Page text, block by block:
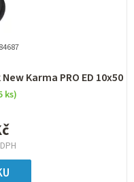
Karma PRO ED 10x50
ks)